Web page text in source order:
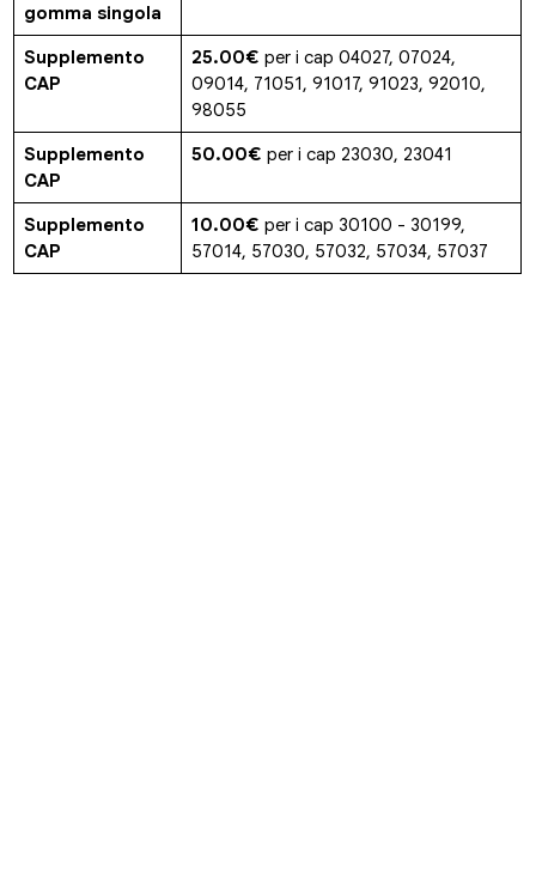
gomma singola
Supplemento
CAP
25.00€ per i cap 04027, 07024,
09014, 71051, 91017, 91023, 92010,
98055
Supplemento
CAP
50.00€ per i cap 23030, 23041
Supplemento
CAP
10.00€ per i cap 30100 - 30199,
57014, 57030, 57032, 57034, 57037